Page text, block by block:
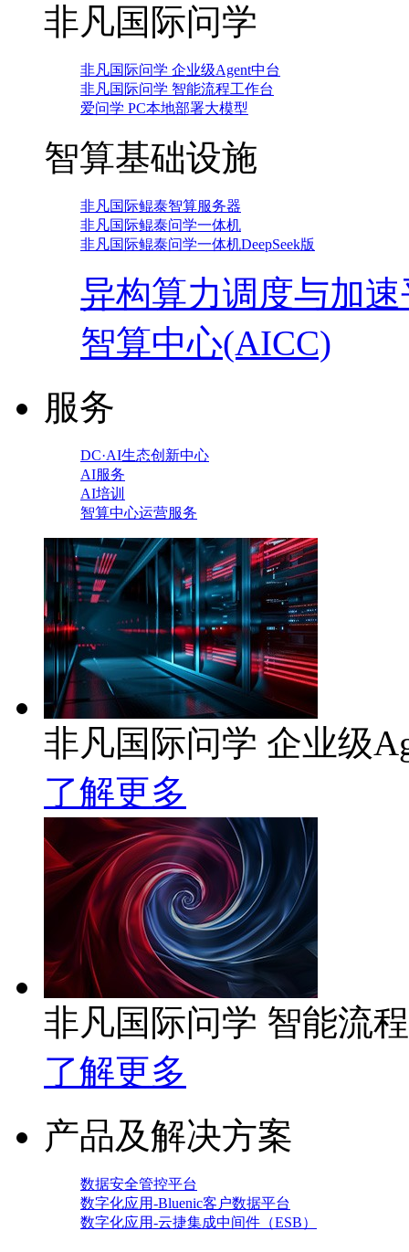
非凡国际问学
非凡国际问学 企业级Agent中台
非凡国际问学 智能流程工作台
爱问学 PC本地部署大模型
智算基础设施
非凡国际鲲泰智算服务器
非凡国际鲲泰问学一体机
非凡国际鲲泰问学一体机DeepSeek版
异构算力调度与加
智算中心(AICC)
服务
DC·AI生态创新中心
AI服务
AI培训
智算中心运营服务
非凡国际问学 企业级
了解更多
非凡国际问学 智能流
了解更多
产品及解决方案
数据安全管控平台
数字化应用-Bluenic客户数据平台
数字化应用-云捷集成中间件（ESB）